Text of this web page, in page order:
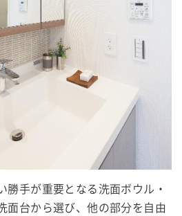
勝手が重要となる洗面ボウル・
面台から選び、他の部分を自由